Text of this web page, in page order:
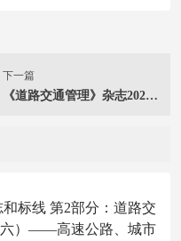
下一篇
《道路交通管理》杂志2026年第8期-2027年第7期印装项目招标公告
标线 第2部分：道路交
六）——高速公路、城市